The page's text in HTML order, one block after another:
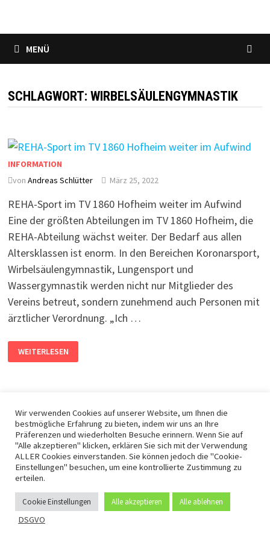
MENÜ
SCHLAGWORT: WIRBELSÄULENGYMNASTIK
INFORMATION
von Andreas Schlütter März 25, 2022
REHA-Sport im TV 1860 Hofheim weiter im Aufwind
Eine der größten Abteilungen im TV 1860 Hofheim, die
REHA-Abteilung wächst weiter. Der Bedarf aus allen
Altersklassen ist enorm. In den Bereichen Koronarsport,
Wirbelsäulengymnastik, Lungensport und
Wassergymnastik werden nicht nur Mitglieder des
Vereins betreut, sondern zunehmend auch Personen mit
ärztlicher Verordnung. „Ich …
WEITERLESEN
DSGVO -Mit Stolz präsentiert vonWordPressundBam.
Wir verwenden Cookies auf unserer Website, um Ihnen die
bestmögliche Erfahrung zu bieten, indem wir uns an Ihre
Präferenzen und wiederholten Besuche erinnern. Wenn Sie auf
"Alle akzeptieren" klicken, erklären Sie sich mit der Verwendung
ALLER Cookies einverstanden. Sie können jedoch die "Cookie-
Einstellungen" besuchen, um eine kontrollierte Zustimmung zu
erteilen.
Cookie Einstellungen Alle akzeptieren Alle ablehnen
DSGVO